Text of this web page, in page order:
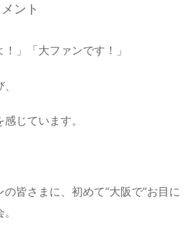
ント
」「大ファンです！」
じています。
皆さまに、初めて“大阪で”お目に